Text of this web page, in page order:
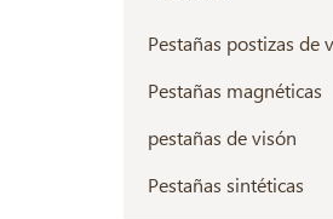
Pestañas postizas de
Pestañas magnéticas
pestañas de visón
Pestañas sintéticas